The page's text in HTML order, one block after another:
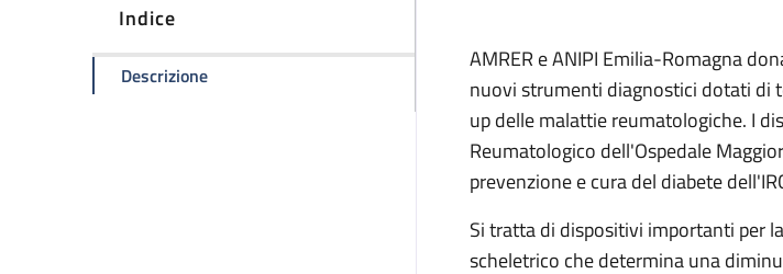
Indice
Descrizionedella pagina Al Maggiore e al Sant'Orsola arrivano dispositivi diagnostici
AMRER e ANIPI Emilia-Romagna
nuovi strumenti diagnostici dotati di
up delle malattie reumatologiche. I
Reumatologico dell'Ospedale
prevenzione e cura del diabete
Si tratta di dispositivi importanti per
scheletrico che determina una